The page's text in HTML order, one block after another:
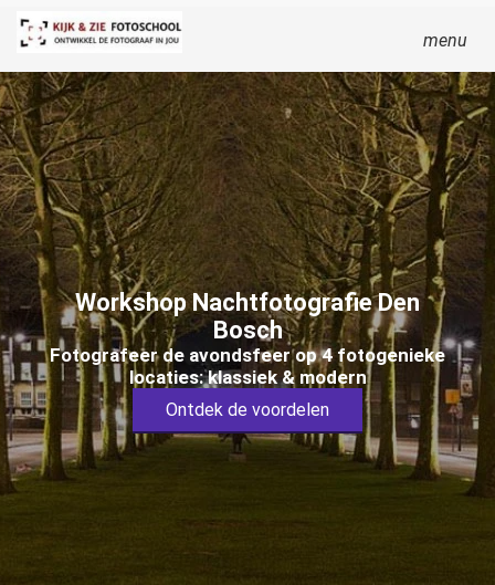
menu
Workshop Nachtfotografie Den
Bosch
Fotografeer de avondsfeer op 4 fotogenieke
locaties: klassiek & modern
Ontdek de voordelen